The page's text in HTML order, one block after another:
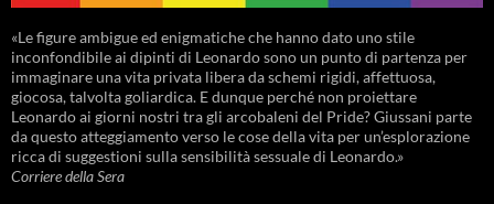
«Le figure ambigue ed enigmatiche che hanno dato uno stile
inconfondibile ai dipinti di Leonardo sono un punto di partenza per
immaginare una vita privata libera da schemi rigidi, affettuosa,
giocosa, talvolta goliardica. E dunque perché non proiettare
Leonardo ai giorni nostri tra gli arcobaleni del Pride? Giussani parte
da questo atteggiamento verso le cose della vita per un’esplorazione
ricca di suggestioni sulla sensibilità sessuale di Leonardo.»
Corriere della Sera